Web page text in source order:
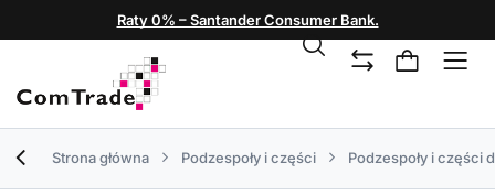
Raty 0% – Santander Consumer Bank.
Strona główna Podzespoły i części Podzespoły i części